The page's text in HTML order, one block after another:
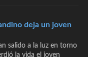
deja un joven
salido a la luz en torno
la vida el joven